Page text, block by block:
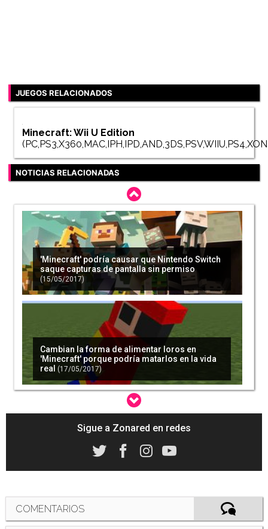
JUEGOS RELACIONADOS
Minecraft: Wii U Edition
NOTICIAS RELACIONADAS
'Minecraft' podría causar que Nintendo Switch
saque capturas de pantalla sin permiso
(15/05/2017)
Cambian la forma de alimentar loros en
'Minecraft' porque podría matarlos en la vida
real (17/05/2017)
Disfruta de Xbox Live y 'Minecraft' gratis este
fin de semana (18/05/2017)
Sigue a Zonared en redes
COMENTARIOS